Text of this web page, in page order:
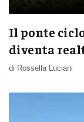
Il ponte
diventa
di Rossella Luciani